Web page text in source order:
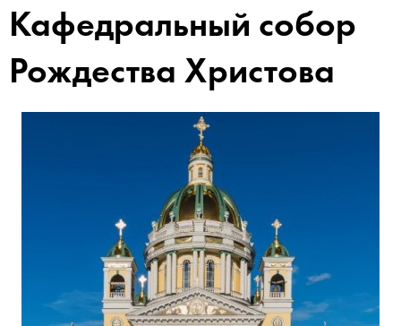
Кафедральный собор
Рождества Христова